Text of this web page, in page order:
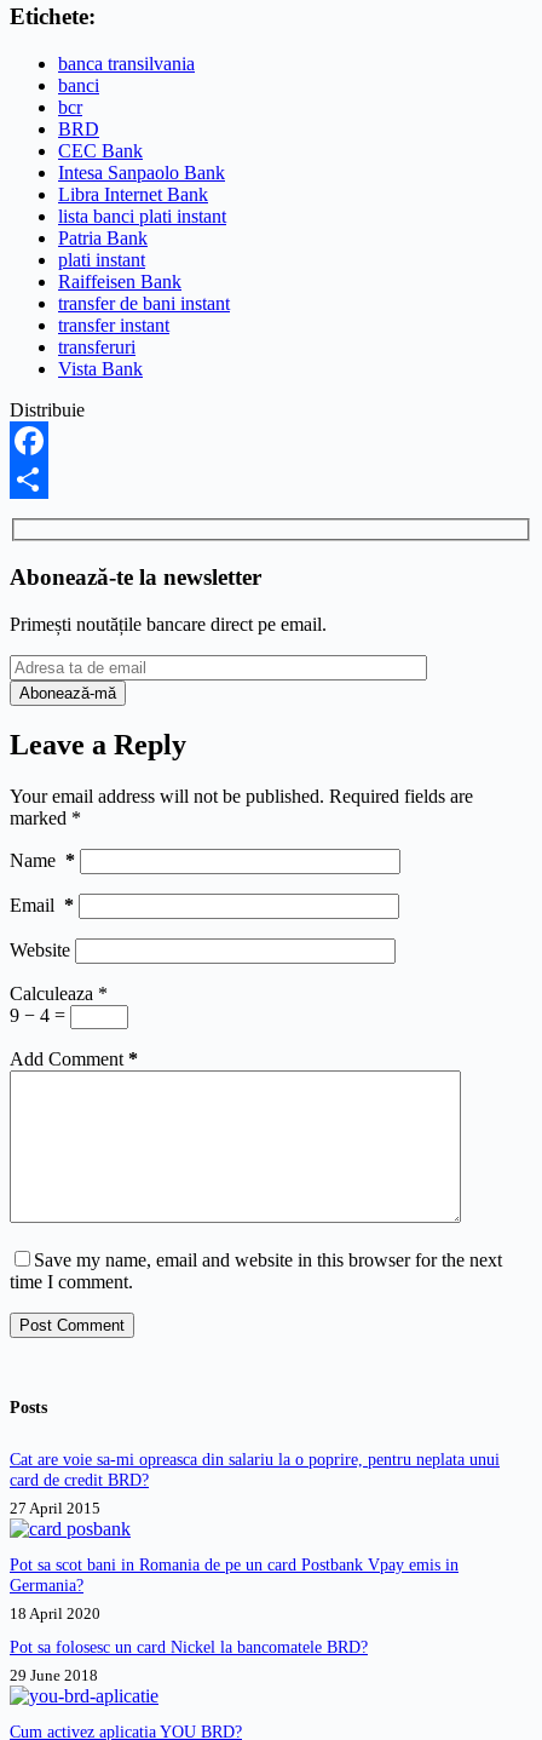
Etichete:
banca transilvania
banci
bcr
BRD
CEC Bank
Intesa Sanpaolo Bank
Libra Internet Bank
lista banci plati instant
Patria Bank
plati instant
Raiffeisen Bank
transfer de bani instant
transfer instant
transferuri
Vista Bank
Distribuie
Facebook
Share
Abonează-te la newsletter
Primești noutățile bancare direct pe email.
Leave a Reply
Your email address will not be published. Required fields are
marked *
Name *
Email *
Website
Calculeaza *
9 − 4 =
Add Comment *
Save my name, email and website in this browser for the next
time I comment.
Post Comment
Posts
Cat are voie sa-mi opreasca din salariu la o poprire, pentru neplata unui
card de credit BRD?
27 April 2015
Pot sa scot bani in Romania de pe un card Postbank Vpay emis in
Germania?
18 April 2020
Pot sa folosesc un card Nickel la bancomatele BRD?
29 June 2018
Cum activez aplicatia YOU BRD?